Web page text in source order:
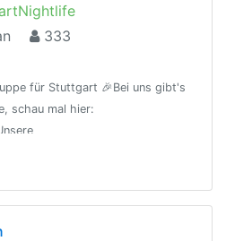
333
für Stuttgart 🎉Bei uns gibt's
schau mal hier:
44Offtopic